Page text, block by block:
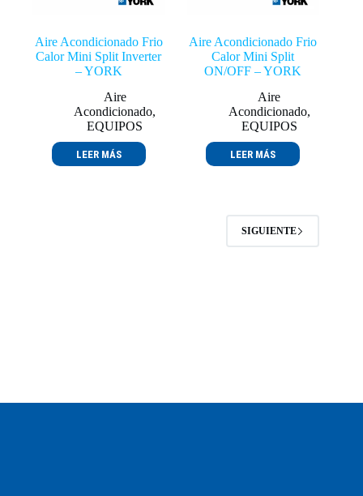
Aire Acondicionado Frio
Calor Mini Split Inverter
– YORK
Aire
Acondicionado,
EQUIPOS
LEER MÁS
Aire Acondicionado Frio
Calor Mini Split
ON/OFF – YORK
Aire
Acondicionado,
EQUIPOS
LEER MÁS
SIGUIENTE